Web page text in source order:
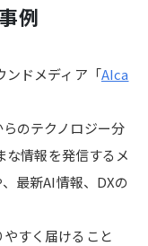
例
ンドメディア「AIca
のテクノロジー分
情報を発信するメ
最新AI情報、DXの
すく届けること